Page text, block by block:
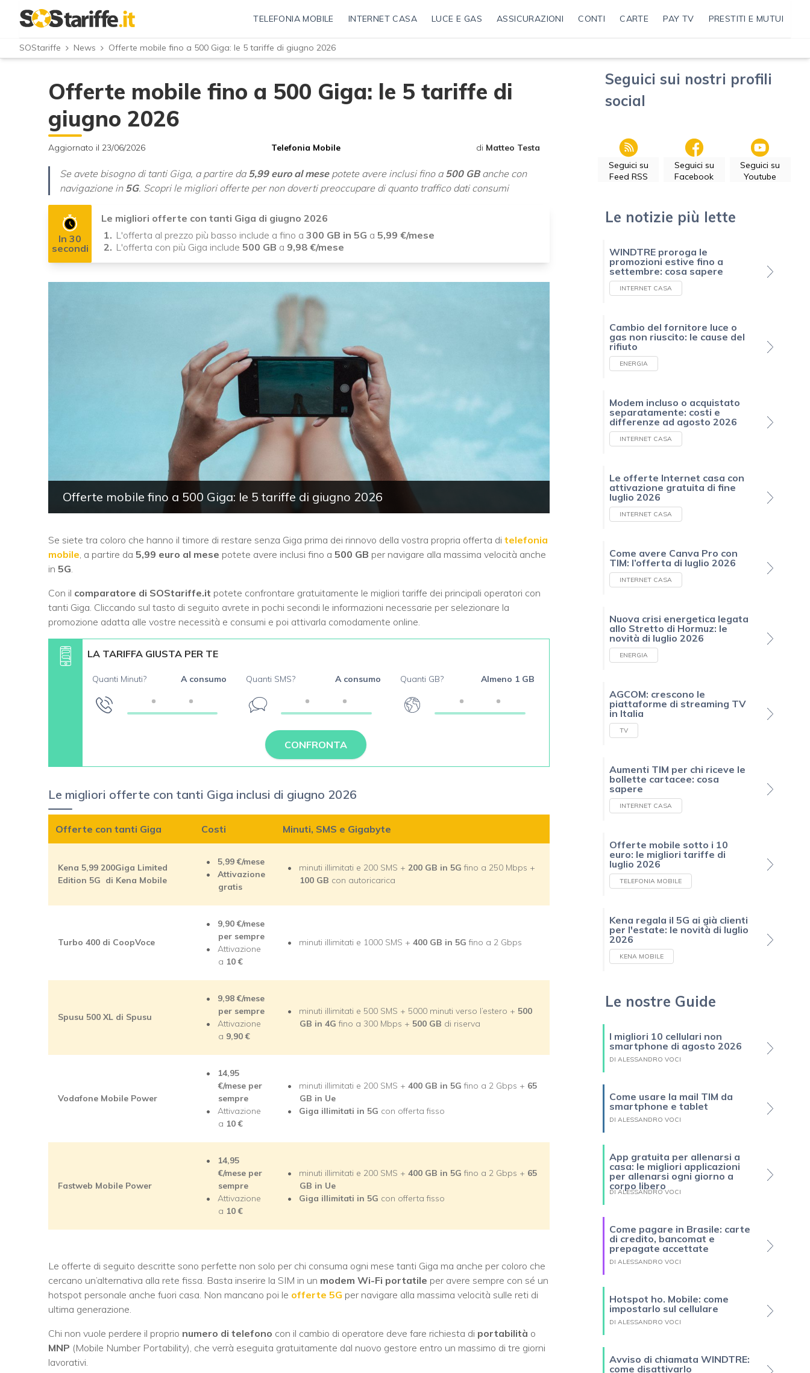
TELEFONIA MOBILE INTERNET CASA LUCE E GAS ASSICURAZIONI CONTI CARTE PAY TV PRESTITI E MUTUI
SOStariffe News Offerte mobile fino a 500 Giga: le 5 tariffe di giugno 2026
Offerte mobile fino a 500 Giga: le 5 tariffe di
giugno 2026
Aggiornato il 23/06/2026 Telefonia Mobile di Matteo Testa
Se avete bisogno di tanti Giga, a partire da5,99 euro al mesepotete avere inclusi fino a 500 GBanche con
navigazione in 5G. Scopri le migliori offerte per non doverti preoccupare di quanto traffico dati consumi
In 30
secondi
Le migliori offerte con tanti Giga di giugno 2026
L'offerta al prezzo più basso include a fino a 300 GB in 5G a 5,99 €/mese
L'offerta con più Giga include 500 GB a 9,98 €/mese
Offerte mobile fino a 500 Giga: le 5 tariffe di giugno 2026
Se siete tra coloro che hanno il timore di restare senza Giga prima dei rinnovo della vostra propria offerta di telefonia
mobile, a partire da 5,99 euro al mese potete avere inclusi fino a 500 GB per navigare alla massima velocità anche
in 5G.
Con il comparatore di SOStariffe.it potete confrontare gratuitamente le migliori tariffe dei principali operatori con
tanti Giga. Cliccando sul tasto di seguito avrete in pochi secondi le informazioni necessarie per selezionare la
promozione adatta alle vostre necessità e consumi e poi attivarla comodamente online.
LA TARIFFA GIUSTA PER TE
Quanti Minuti? A consumo Quanti SMS? A consumo Quanti GB? Almeno 1 GB
CONFRONTA
Le migliori offerte con tanti Giga inclusi di giugno 2026
Offerte con tanti Giga Costi Minuti, SMS e Gigabyte
Kena 5,99 200Giga Limited
Edition 5G di Kena Mobile
5,99 €/mese
Attivazione
gratis
minuti illimitati e 200 SMS + 200 GB in 5G fino a 250 Mbps +
100 GB con autoricarica
Turbo 400 di CoopVoce
9,90 €/mese
per sempre
Attivazione
a 10 €
minuti illimitati e 1000 SMS + 400 GB in 5G fino a 2 Gbps
Spusu 500 XL di Spusu
9,98 €/mese
per sempre
Attivazione
a 9,90 €
minuti illimitati e 500 SMS + 5000 minuti verso l’estero + 500
GB in 4G fino a 300 Mbps + 500 GB di riserva
Vodafone Mobile Power
14,95
€/mese per
sempre
Attivazione
a 10 €
minuti illimitati e 200 SMS + 400 GB in 5G fino a 2 Gbps + 65
GB in Ue
Giga illimitati in 5G con offerta fisso
Fastweb Mobile Power
14,95
€/mese per
sempre
Attivazione
a 10 €
minuti illimitati e 200 SMS + 400 GB in 5G fino a 2 Gbps + 65
GB in Ue
Giga illimitati in 5G con offerta fisso
Le offerte di seguito descritte sono perfette non solo per chi consuma ogni mese tanti Giga ma anche per coloro che
cercano un’alternativa alla rete fissa. Basta inserire la SIM in un modem Wi-Fi portatile per avere sempre con sé un
hotspot personale anche fuori casa. Non mancano poi le offerte 5G per navigare alla massima velocità sulle reti di
ultima generazione.
Chi non vuole perdere il proprio numero di telefono con il cambio di operatore deve fare richiesta di portabilità o
MNP (Mobile Number Portability), che verrà eseguita gratuitamente dal nuovo gestore entro un massimo di tre giorni
lavorativi.
Seguici sui nostri profili
social
Seguici su
Feed RSS
Seguici su
Facebook
Seguici su
Youtube
Le notizie più lette
WINDTRE proroga le
promozioni estive fino a
settembre: cosa sapere
INTERNET CASA
Cambio del fornitore luce o
gas non riuscito: le cause del
rifiuto
ENERGIA
Modem incluso o acquistato
separatamente: costi e
differenze ad agosto 2026
INTERNET CASA
Le offerte Internet casa con
attivazione gratuita di fine
luglio 2026
INTERNET CASA
Come avere Canva Pro con
TIM: l’offerta di luglio 2026
INTERNET CASA
Nuova crisi energetica legata
allo Stretto di Hormuz: le
novità di luglio 2026
ENERGIA
AGCOM: crescono le
piattaforme di streaming TV
in Italia
TV
Aumenti TIM per chi riceve le
bollette cartacee: cosa
sapere
INTERNET CASA
Offerte mobile sotto i 10
euro: le migliori tariffe di
luglio 2026
TELEFONIA MOBILE
Kena regala il 5G ai già clienti
per l'estate: le novità di luglio
2026
KENA MOBILE
Le nostre Guide
I migliori 10 cellulari non
smartphone di agosto 2026
DI ALESSANDRO VOCI
Come usare la mail TIM da
smartphone e tablet
DI ALESSANDRO VOCI
App gratuita per allenarsi a
casa: le migliori applicazioni
per allenarsi ogni giorno a
corpo libero
DI ALESSANDRO VOCI
Come pagare in Brasile: carte
di credito, bancomat e
prepagate accettate
DI ALESSANDRO VOCI
Hotspot ho. Mobile: come
impostarlo sul cellulare
DI ALESSANDRO VOCI
Avviso di chiamata WINDTRE:
come disattivarlo